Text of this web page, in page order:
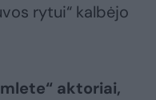
rytui“ kalbėjo
aktoriai,